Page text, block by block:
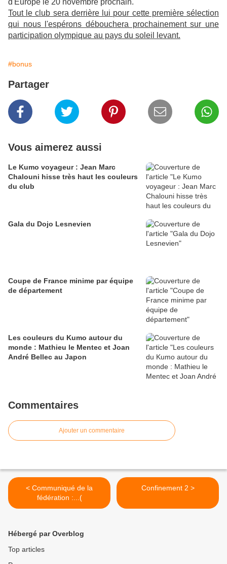
d'Europe le 20 novembre prochain.
Tout le club sera derrière lui pour cette première sélection
qui nous l'espérons débouchera prochainement sur une
participation olympique au pays du soleil levant.
#bonus
Partager
Vous aimerez aussi
Le Kumo voyageur : Jean Marc
Chalouni hisse très haut les couleurs
du club
Gala du Dojo Lesnevien
Coupe de France minime par équipe
de département
Les couleurs du Kumo autour du
monde : Mathieu le Mentec et Joan
André Bellec au Japon
Commentaires
Ajouter un commentaire
< Communiqué de la
fédération :...(
Confinement 2 >
Hébergé par Overblog
Top articles